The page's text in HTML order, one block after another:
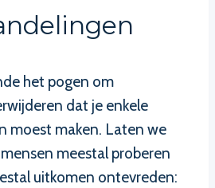
het pogen om
dat je enkele
moest maken. Laten we
meestal proberen
uitkomen ontevreden: